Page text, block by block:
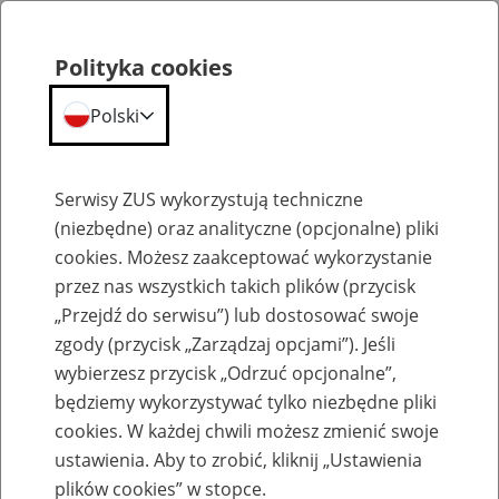
Szkolenia
Zaproś ZUS do siebie: Aktywni 50+
Polityka cookies
Polski
Serwisy ZUS wykorzystują techniczne
(niezbędne) oraz analityczne (opcjonalne) pliki
cookies. Możesz zaakceptować wykorzystanie
przez nas wszystkich takich plików (przycisk
„Przejdź do serwisu”) lub dostosować swoje
zgody (przycisk „Zarządzaj opcjami”). Jeśli
wybierzesz przycisk „Odrzuć opcjonalne”,
będziemy wykorzystywać tylko niezbędne pliki
cookies. W każdej chwili możesz zmienić swoje
ustawienia. Aby to zrobić, kliknij „Ustawienia
plików cookies” w stopce.